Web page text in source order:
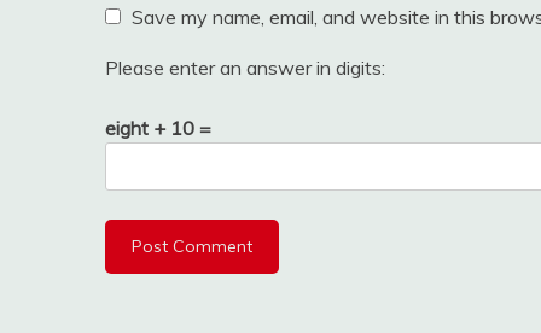
Save my name, email, and website in this
Please enter an answer in digits:
eight + 10 =